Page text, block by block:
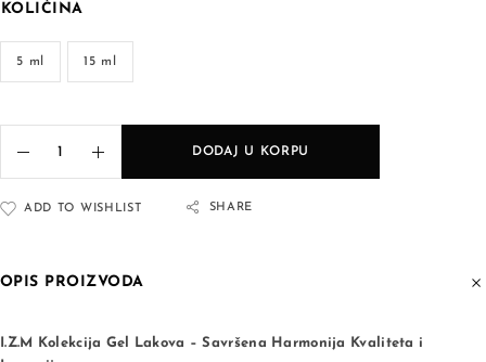
KOLIČINA
5 ml 15 ml
DODAJ U KORPU
ADD TO WISHLIST SHARE
OPIS PROIZVODA
I.Z.M Kolekcija Gel Lakova – Savršena Harmonija Kvaliteta i